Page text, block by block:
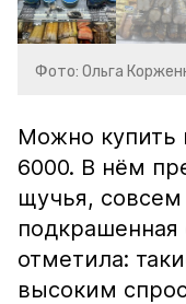
Фото: Ольга
Можно купить
6000. В нём
щучья,
подкрашенная
отметила:
высоким